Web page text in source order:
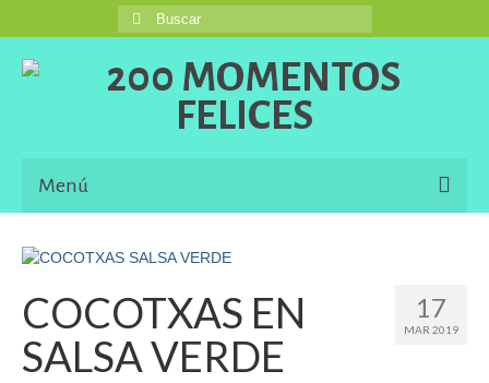
Buscar
por:
Menú
17
MAR 2019
COCOTXAS EN
SALSA VERDE